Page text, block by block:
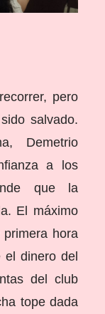
pero
salvado.
Demetrio
a los
que la
El máximo
hora
el dinero del
del club
tope dada